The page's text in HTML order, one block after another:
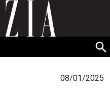
GRAZIA Srbija
08/01/2025